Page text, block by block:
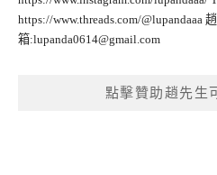
https://www.threads.com/@lupandaaa
箱:lupanda0614@gmail.com
點擊贊助趙先生